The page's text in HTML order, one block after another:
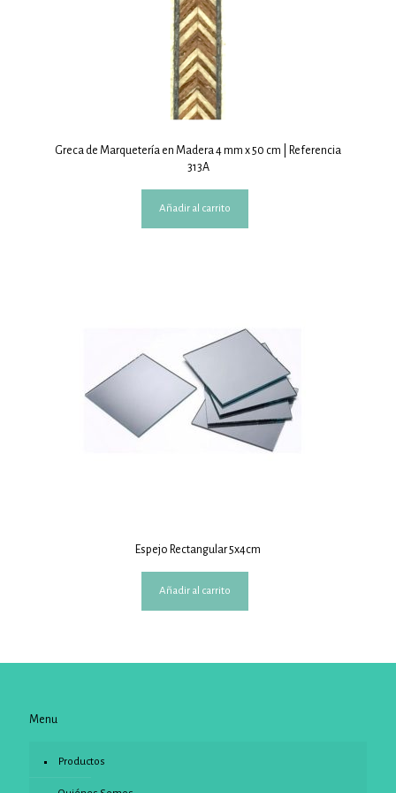
Greca de Marquetería en Madera 4 mm x 50 cm | Referencia
313A
Añadir al carrito
Espejo Rectangular 5x4cm
Añadir al carrito
Menu
Productos